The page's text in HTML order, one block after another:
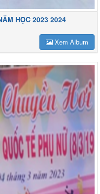
HỌC 2023 2024
Xem Album